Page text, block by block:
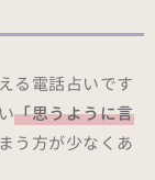
る電話占いです
「思うように言
う方が少なくあ